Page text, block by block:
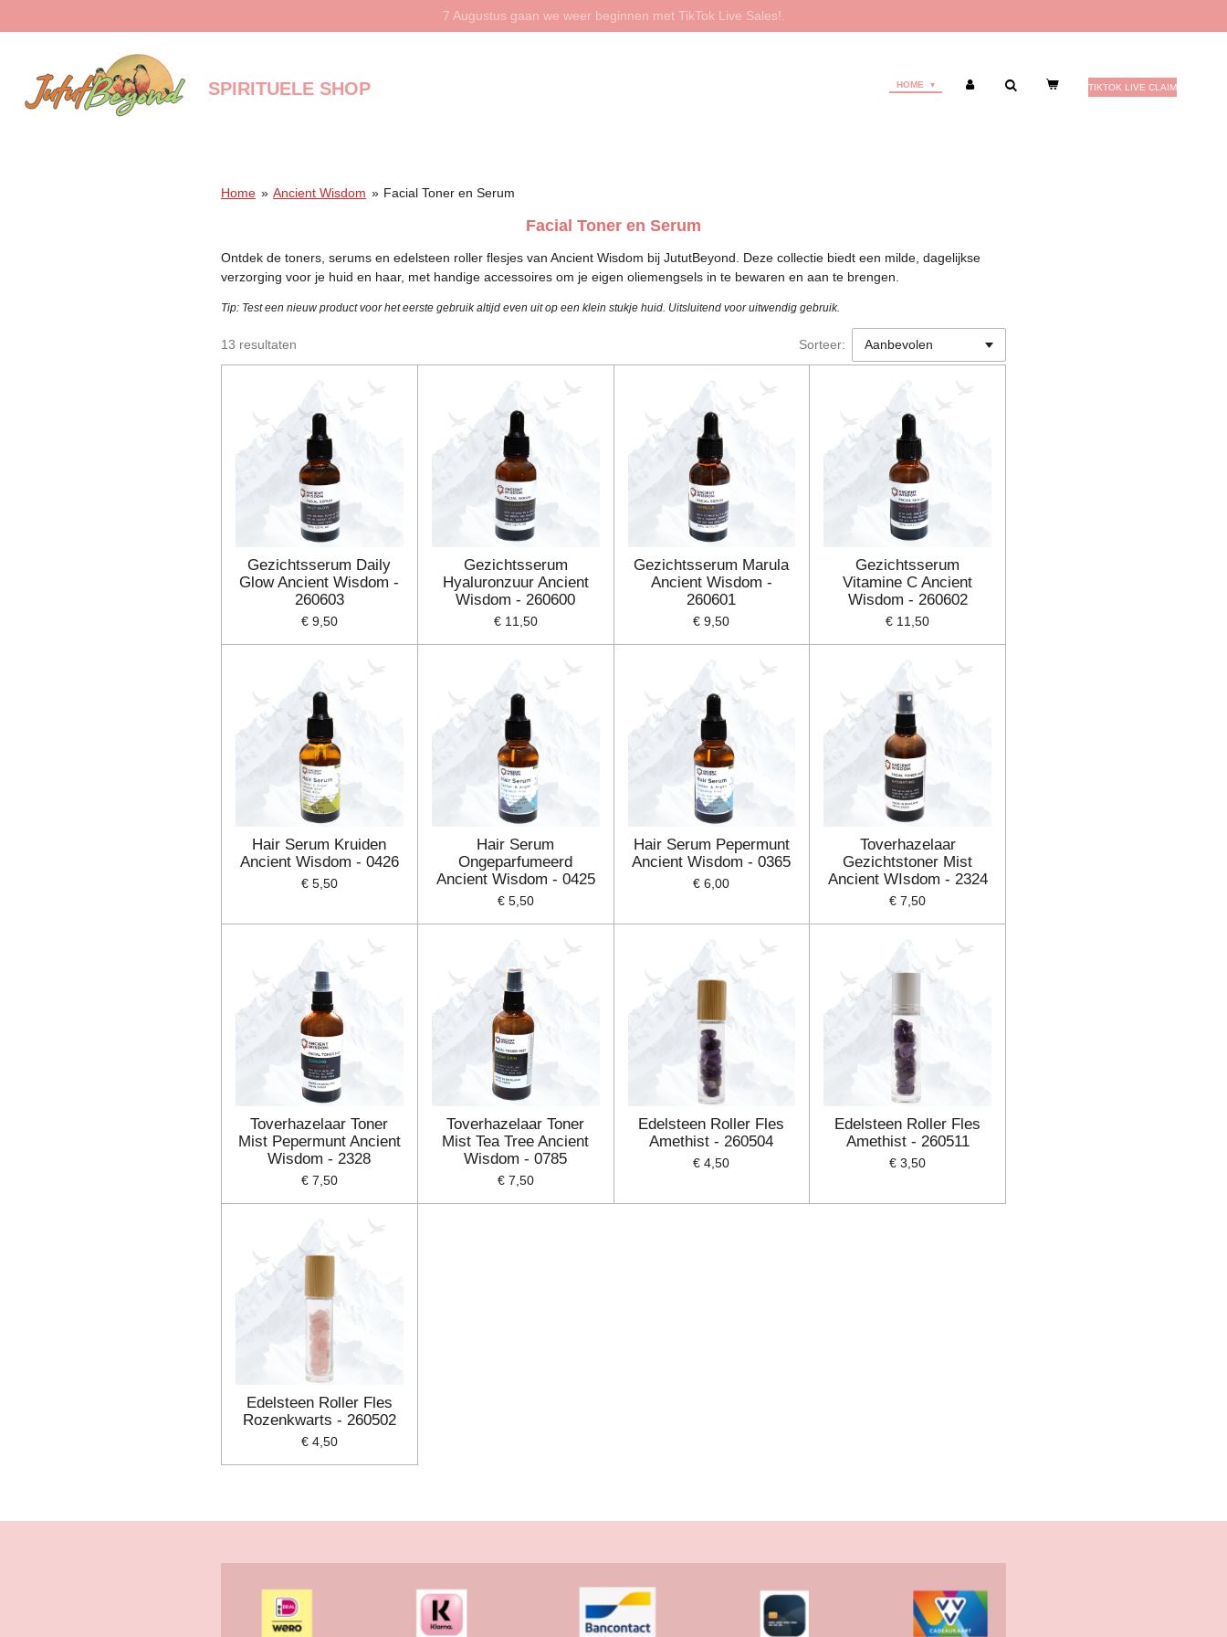
direct
hoofdinhoud
7 Augustus gaan we weer beginnen met TikTok Live Sales!.
SPIRITUELE SHOP HOME TIKTOK LIVE CLAIM
Home » Ancient Wisdom » Facial Toner en Serum
Facial Toner en Serum
Ontdek de toners, serums en edelsteen roller flesjes van Ancient Wisdom bij JututBeyond. Deze collectie biedt een milde, dagelijkse
verzorging voor je huid en haar, met handige accessoires om je eigen oliemengsels in te bewaren en aan te brengen.
Tip: Test een nieuw product voor het eerste gebruik altijd even uit op een klein stukje huid. Uitsluitend voor uitwendig gebruik.
13 resultaten Sorteer:
Gezichtsserum Daily
Glow Ancient Wisdom -
260603
€ 9,50
Gezichtsserum
Hyaluronzuur Ancient
Wisdom - 260600
€ 11,50
Gezichtsserum Marula
Ancient Wisdom -
260601
€ 9,50
Gezichtsserum
Vitamine C Ancient
Wisdom - 260602
€ 11,50
Hair Serum Kruiden
Ancient Wisdom - 0426
€ 5,50
Hair Serum
Ongeparfumeerd
Ancient Wisdom - 0425
€ 5,50
Hair Serum Pepermunt
Ancient Wisdom - 0365
€ 6,00
Toverhazelaar
Gezichtstoner Mist
Ancient WIsdom - 2324
€ 7,50
Toverhazelaar Toner
Mist Pepermunt Ancient
Wisdom - 2328
€ 7,50
Toverhazelaar Toner
Mist Tea Tree Ancient
Wisdom - 0785
€ 7,50
Edelsteen Roller Fles
Amethist - 260504
€ 4,50
Edelsteen Roller Fles
Amethist - 260511
€ 3,50
Edelsteen Roller Fles
Rozenkwarts - 260502
€ 4,50